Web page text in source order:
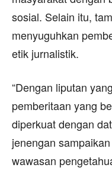
sosial. Selain itu,
menyuguhkan
etik jurnalistik.
“Dengan liputan
pemberitaan yang
diperkuat dengan
jenengan
wawasan